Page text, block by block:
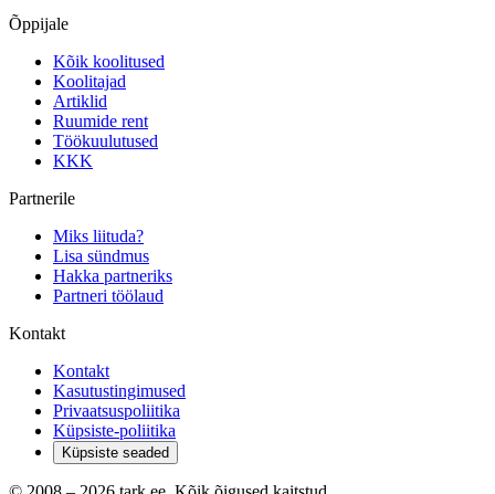
Õppijale
Kõik koolitused
Koolitajad
Artiklid
Ruumide rent
Töökuulutused
KKK
Partnerile
Miks liituda?
Lisa sündmus
Hakka partneriks
Partneri töölaud
Kontakt
Kontakt
Kasutustingimused
Privaatsuspoliitika
Küpsiste-poliitika
Küpsiste seaded